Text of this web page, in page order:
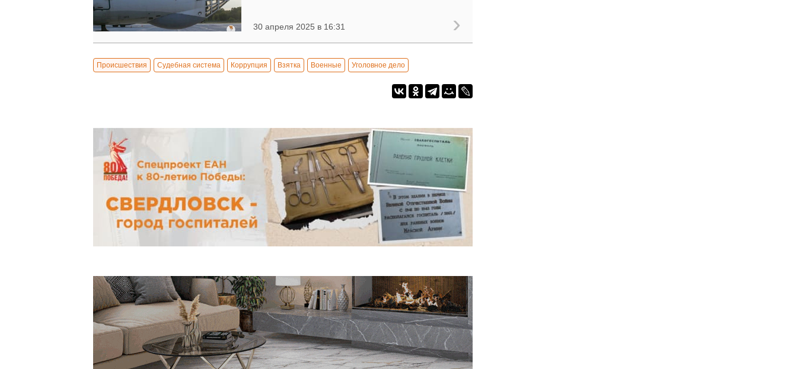
30 апреля 2025 в 16:31
Происшествия Судебная система Коррупция Взятка Военные Уголовное дело